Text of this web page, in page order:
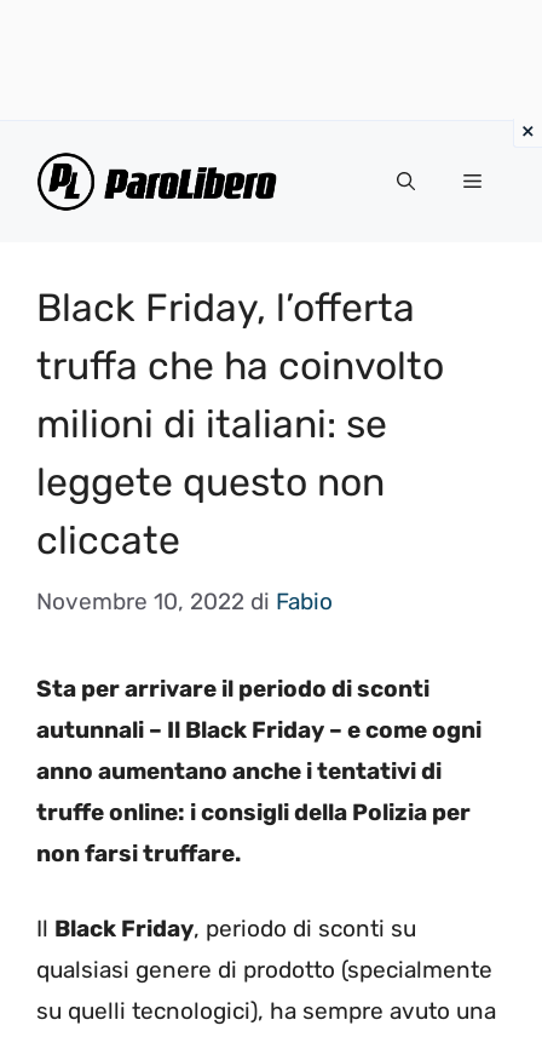
Menu
Black Friday, l’offerta
truffa che ha coinvolto
milioni di italiani: se
leggete questo non
cliccate
Novembre 10, 2022 di Fabio
Sta per arrivare il periodo di sconti
autunnali – Il Black Friday – e come ogni
anno aumentano anche i tentativi di
truffe online: i consigli della Polizia per
non farsi truffare.
Il Black Friday, periodo di sconti su
qualsiasi genere di prodotto (specialmente
su quelli tecnologici), ha sempre avuto una